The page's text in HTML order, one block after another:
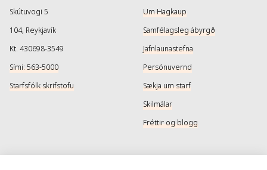
Skútuvogi 5
104, Reykjavík
Kt. 430698-3549
Sími: 563-5000
Starfsfólk skrifstofu
Um Hagkaup
Samfélagsleg ábyrgð
Jafnlaunastefna
Persónuvernd
Sækja um starf
Skilmálar
Fréttir og blogg